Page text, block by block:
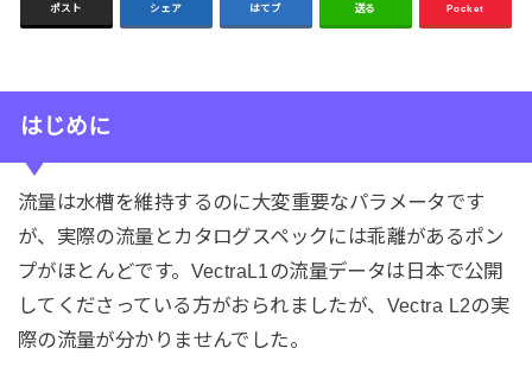
ポスト シェア はてブ 送る Pocket
はじめに
流量は水槽を維持するのに大変重要なパラメータです
が、実際の流量とカタログスペックには乖離があるポン
プがほとんどです。VectraL1の流量データは日本で公開
してくださっている方がおられましたが、Vectra L2の実
際の流量が分かりませんでした。